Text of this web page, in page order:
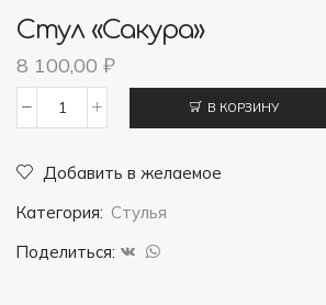
Стул «Сакура»
8 100,00 ₽
Стул
"Сакура"
В КОРЗИНУ
Добавить в желаемое
Категория: Стулья
Поделиться: